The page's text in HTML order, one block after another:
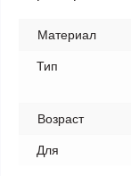
Материал
Тип
Возраст
Для